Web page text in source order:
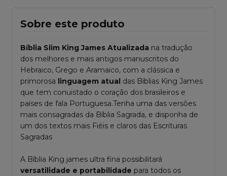
Sobre este produto
Bíblia Slim King James Atualizada na tradução
dos melhores e mais antigos manuscritos do
Hebraico, Grego e Aramaico, com a clássica e
primorosa linguagem atual das Bíblias King James
que tem conuistado o coração dos brasileiros e
países de fala Portuguesa.Tenha uma das versões
mais consagradas da Bíblia Sagrada, e disponha de
um dos textos mais Fiéis e claros das Escrituras
Sagradas
A Bíblia King james ultra fina possibilitará
versatilidade e portabilidade para todos os